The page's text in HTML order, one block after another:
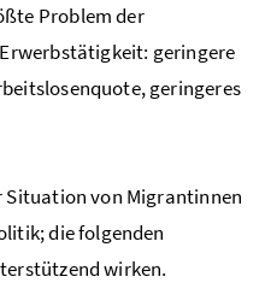
Problem der
geringere
geringeres
Situation von Migrantinnen
die folgenden
wirken.